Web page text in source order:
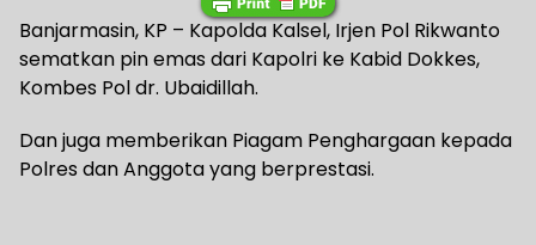
Banjarmasin, KP – Kapolda Kalsel, Irjen Pol Rikwanto
sematkan pin emas dari Kapolri ke Kabid Dokkes,
Kombes Pol dr. Ubaidillah.
Dan juga memberikan Piagam Penghargaan kepada
Polres dan Anggota yang berprestasi.